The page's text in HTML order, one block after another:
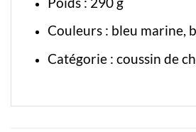
Couleurs : bleu marine,
Catégorie : coussin de